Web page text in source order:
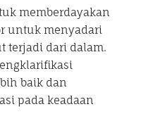
memberdayakan
untuk menyadari
terjadi dari dalam.
baik dan
pada keadaan